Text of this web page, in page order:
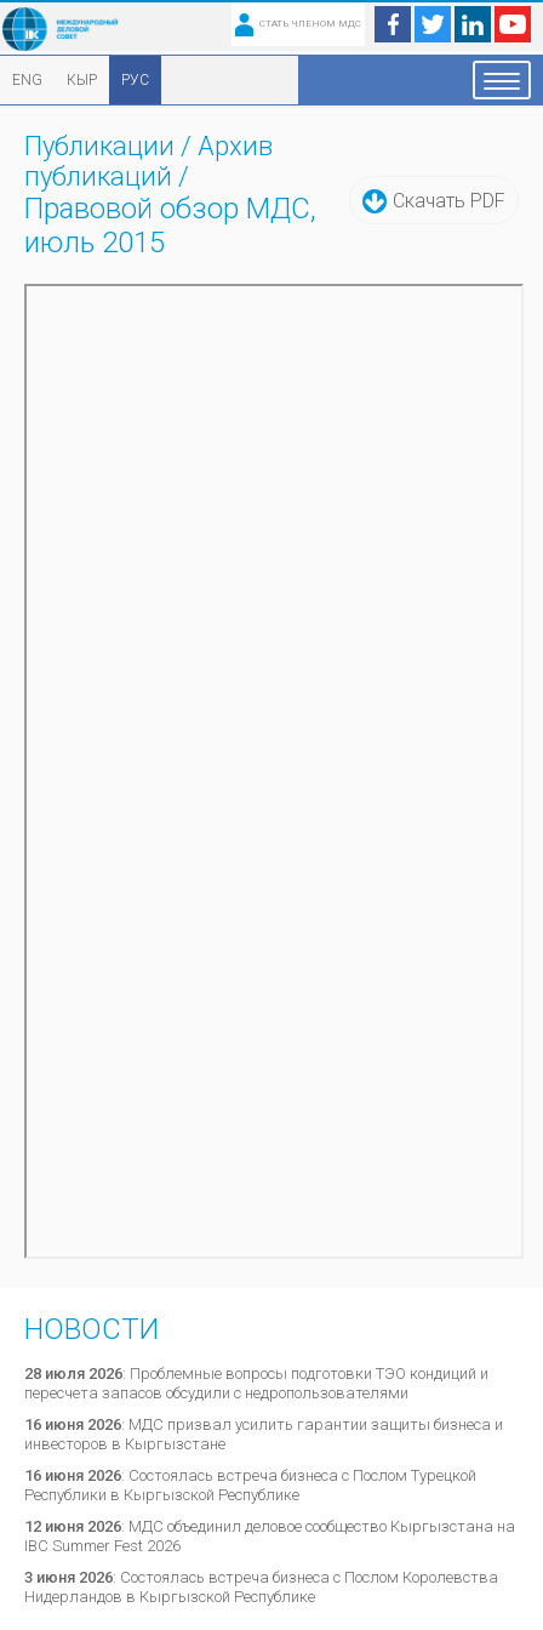
СТАТЬ ЧЛЕНОМ МДС
ENG КЫР РУС
Скачать PDF
Публикации / Архив
публикаций /
Правовой обзор МДС,
июль 2015
НОВОСТИ
28 июля 2026: Проблемные вопросы подготовки ТЭО кондиций и
пересчета запасов обсудили с недропользователями
16 июня 2026: МДС призвал усилить гарантии защиты бизнеса и
инвесторов в Кыргызстане
16 июня 2026: Состоялась встреча бизнеса с Послом Турецкой
Республики в Кыргызской Республике
12 июня 2026: МДС объединил деловое сообщество Кыргызстана на
IBC Summer Fest 2026
3 июня 2026: Состоялась встреча бизнеса с Послом Королевства
Нидерландов в Кыргызской Республике